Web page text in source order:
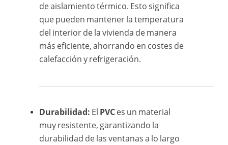
de aislamiento térmico. Esto significa
que pueden mantener la temperatura
del interior de la vivienda de manera
más eficiente, ahorrando en costes de
calefacción y refrigeración.
Durabilidad: El PVCes un material
muy resistente, garantizando la
durabilidad de las ventanas a lo largo